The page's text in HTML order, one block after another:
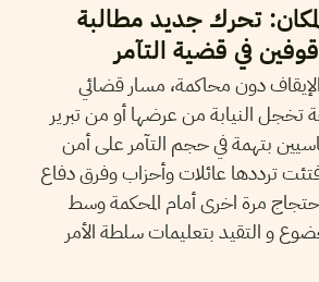
تحرك جديد مطالبة
في قضية التآمر
من الإيقاف دون محاكمة، مسار قضائي
النيابة من عرضها أو من تبرير
بتهمة في حجم التآمر على أمن
ترددها عائلات وأحزاب وفرق دفاع
مرة اخرى أمام المحكمة وسط
و التقيد بتعليمات سلطة الأمر